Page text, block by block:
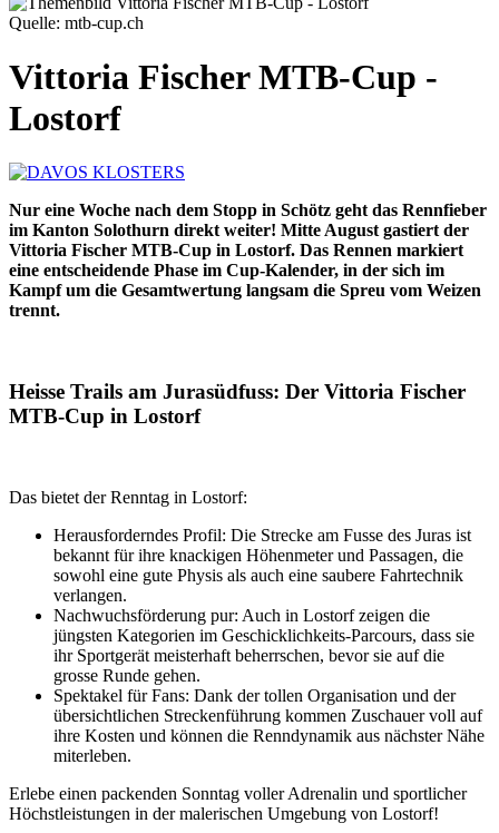
Quelle: mtb-cup.ch
Vittoria Fischer MTB-Cup -
Lostorf
Nur eine Woche nach dem Stopp in Schötz geht das Rennfieber
im Kanton Solothurn direkt weiter! Mitte August gastiert der
Vittoria Fischer MTB-Cup in Lostorf. Das Rennen markiert
eine entscheidende Phase im Cup-Kalender, in der sich im
Kampf um die Gesamtwertung langsam die Spreu vom Weizen
trennt.
Heisse Trails am Jurasüdfuss: Der Vittoria Fischer
MTB-Cup in Lostorf
Das bietet der Renntag in Lostorf:
Herausforderndes Profil: Die Strecke am Fusse des Juras ist
bekannt für ihre knackigen Höhenmeter und Passagen, die
sowohl eine gute Physis als auch eine saubere Fahrtechnik
verlangen.
Nachwuchsförderung pur: Auch in Lostorf zeigen die
jüngsten Kategorien im Geschicklichkeits-Parcours, dass sie
ihr Sportgerät meisterhaft beherrschen, bevor sie auf die
grosse Runde gehen.
Spektakel für Fans: Dank der tollen Organisation und der
übersichtlichen Streckenführung kommen Zuschauer voll auf
ihre Kosten und können die Renndynamik aus nächster Nähe
miterleben.
Erlebe einen packenden Sonntag voller Adrenalin und sportlicher
Höchstleistungen in der malerischen Umgebung von Lostorf!